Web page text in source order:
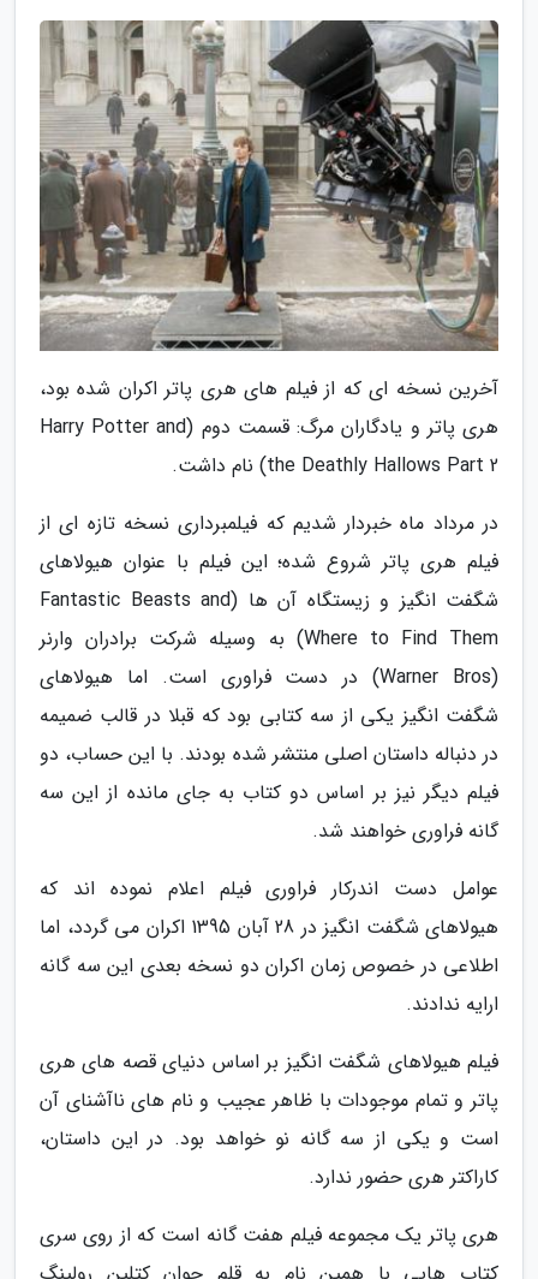
آخرین نسخه ای که از فیلم های هری پاتر اکران شده بود،
هری پاتر و یادگاران مرگ: قسمت دوم (Harry Potter and
the Deathly Hallows Part 2) نام داشت.
در مرداد ماه خبردار شدیم که فیلمبرداری نسخه تازه ای از
فیلم هری پاتر شروع شده؛ این فیلم با عنوان هیولاهای
شگفت انگیز و زیستگاه آن ها (Fantastic Beasts and
Where to Find Them) به وسیله شرکت برادران وارنر
(Warner Bros) در دست فراوری است. اما هیولاهای
شگفت انگیز یکی از سه کتابی بود که قبلا در قالب ضمیمه
در دنباله داستان اصلی منتشر شده بودند. با این حساب، دو
فیلم دیگر نیز بر اساس دو کتاب به جای مانده از این سه
گانه فراوری خواهند شد.
عوامل دست اندرکار فراوری فیلم اعلام نموده اند که
هیولاهای شگفت انگیز در 28 آبان 1395 اکران می گردد، اما
اطلاعی در خصوص زمان اکران دو نسخه بعدی این سه گانه
ارایه ندادند.
فیلم هیولاهای شگفت انگیز بر اساس دنیای قصه های هری
پاتر و تمام موجودات با ظاهر عجیب و نام های ناآشنای آن
است و یکی از سه گانه نو خواهد بود. در این داستان،
کاراکتر هری حضور ندارد.
هری پاتر یک مجموعه فیلم هفت گانه است که از روی سری